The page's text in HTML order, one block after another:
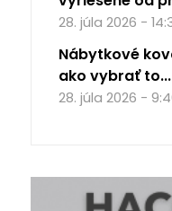
28. júla 2026 -
Nábytkové
ako vybrať to...
28. júla 2026 -